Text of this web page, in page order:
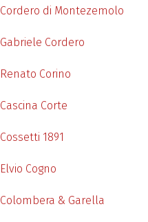
Cordero di Montezemolo
Gabriele Cordero
Renato Corino
Cascina Corte
Cossetti 1891
Elvio Cogno
Colombera & Garella